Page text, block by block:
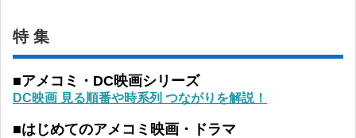
特 集
■アメコミ・DC映画シリーズ
DC映画 見る順番や時系列 つながりを解説！
■はじめてのアメコミ映画・ドラマ